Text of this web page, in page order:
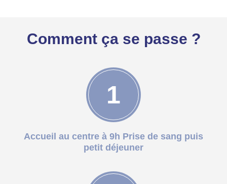
Comment ça se passe ?
1
Accueil au centre à 9h Prise de sang puis
petit déjeuner